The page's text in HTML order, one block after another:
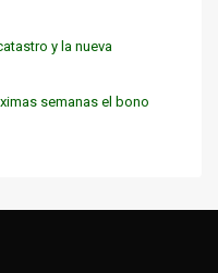
y la nueva
semanas el bono